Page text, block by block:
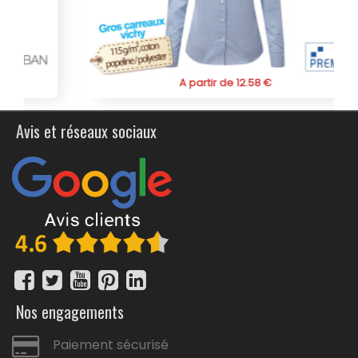
possibilité d'y ajouter un logo ou un message
personnalisé la transforme en un support de
communication mobile, augmentant la visibilité de la
marque à chaque utilisation. Grâce à sa qualité
supérieure et à son design soigné, elle permet de
En optant pour cette chemise personnalisée blanche à
manches courtes pour homme de Kariban, les
entreprises investissent dans un vêtement qui combine
durabilité, confort, et efficacité publicitaire. Commandez
dès maintenant cette chemise personnalisée à
manches courtes pour homme et profiter de ses
nombreux avantages pour renforcer l'identité de votre
marque.
A partir de 12.58 €
Avis et réseaux sociaux
Nos engagements
Paiement sécurisé